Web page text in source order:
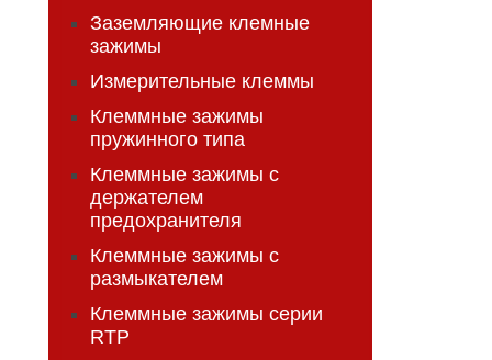
Заземляющие клемные
зажимы
Измерительные клеммы
Клеммные зажимы
пружинного типа
Клеммные зажимы с
держателем
предохранителя
Клеммные зажимы с
размыкателем
Клеммные зажимы серии
RTP